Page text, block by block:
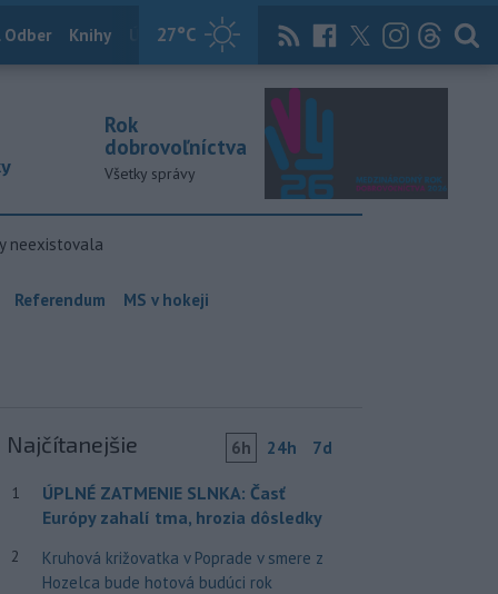
27°C
Odber Knihy Útulkovo Magazín News Now Archív
Rok
dobrovoľníctva
Všetky správy
neexistovala
Referendum MS v hokeji
Najčítanejšie 6h 24h 7d
1
ÚPLNÉ ZATMENIE SLNKA: Časť
Európy zahalí tma, hrozia dôsledky
2
Kruhová križovatka v Poprade v smere z
Hozelca bude hotová budúci rok